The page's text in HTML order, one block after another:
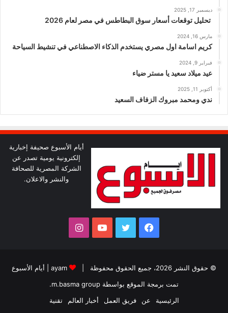
ديسمبر 17, 2025
تحليل توقعات أسعار سوق البطاطس في مصر لعام 2026
مارس 16, 2024
كريم اسامة اول مصري يستخدم الذكاء الاصطناعي في تنشيط السياحة
فبراير 9, 2024
عيد ميلاد سعيد يا مستر ضياء
أكتوبر 11, 2025
ندي ومحمد مبروك الزفاف السعيد
أيام الأسبوع صحيفة إخبارية
إلكترونية يومية تصدر عن
الشركة المصرية للصحافة
والنشر والاعلان.
فيسبوك تويتر يوتيوبانستقرام
© حقوق النشر 2026، جميع الحقوق محفوظة | ayam
أيام الأسبوع
تمت برمجة الموقع بواسطة m.basma group
.
الرئيسية
عن فريق العمل أخبار العالم تقنية